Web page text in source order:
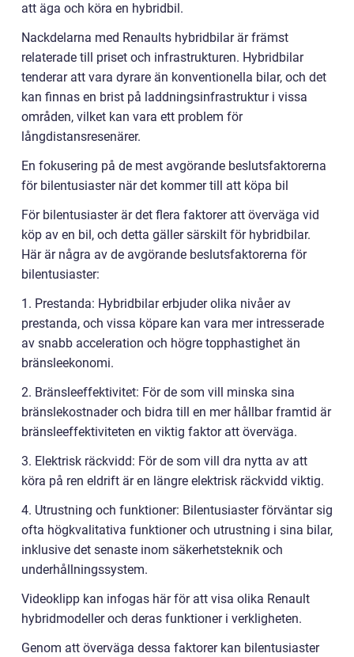
att äga och köra en hybridbil.
Nackdelarna med Renaults hybridbilar är främst
relaterade till priset och infrastrukturen. Hybridbilar
tenderar att vara dyrare än konventionella bilar, och det
kan finnas en brist på laddningsinfrastruktur i vissa
områden, vilket kan vara ett problem för
långdistansresenärer.
En fokusering på de mest avgörande beslutsfaktorerna
för bilentusiaster när det kommer till att köpa bil
För bilentusiaster är det flera faktorer att överväga vid
köp av en bil, och detta gäller särskilt för hybridbilar.
Här är några av de avgörande beslutsfaktorerna för
bilentusiaster:
1. Prestanda: Hybridbilar erbjuder olika nivåer av
prestanda, och vissa köpare kan vara mer intresserade
av snabb acceleration och högre topphastighet än
bränsleekonomi.
2. Bränsleeffektivitet: För de som vill minska sina
bränslekostnader och bidra till en mer hållbar framtid är
bränsleeffektiviteten en viktig faktor att överväga.
3. Elektrisk räckvidd: För de som vill dra nytta av att
köra på ren eldrift är en längre elektrisk räckvidd viktig.
4. Utrustning och funktioner: Bilentusiaster förväntar sig
ofta högkvalitativa funktioner och utrustning i sina bilar,
inklusive det senaste inom säkerhetsteknik och
underhållningssystem.
Videoklipp kan infogas här för att visa olika Renault
hybridmodeller och deras funktioner i verkligheten.
Genom att överväga dessa faktorer kan bilentusiaster